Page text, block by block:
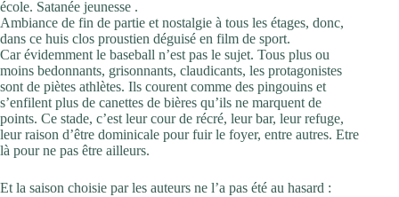
école. Satanée jeunesse .
Ambiance de fin de partie et nostalgie à tous les étages, donc,
dans ce huis clos proustien déguisé en film de sport.
Car évidemment le baseball n’est pas le sujet. Tous plus ou
moins bedonnants, grisonnants, claudicants, les protagonistes
sont de piètes athlètes. Ils courent comme des pingouins et
s’enfilent plus de canettes de bières qu’ils ne marquent de
points. Ce stade, c’est leur cour de récré, leur bar, leur refuge,
leur raison d’être dominicale pour fuir le foyer, entre autres. Etre
là pour ne pas être ailleurs.
Et la saison choisie par les auteurs ne l’a pas été au hasard :